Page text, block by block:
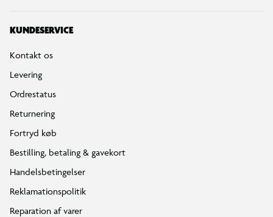
KUNDESERVICE
Kontakt os
Levering
Ordrestatus
Returnering
Fortryd køb
Bestilling, betaling & gavekort
Handelsbetingelser
Reklamationspolitik
Reparation af varer